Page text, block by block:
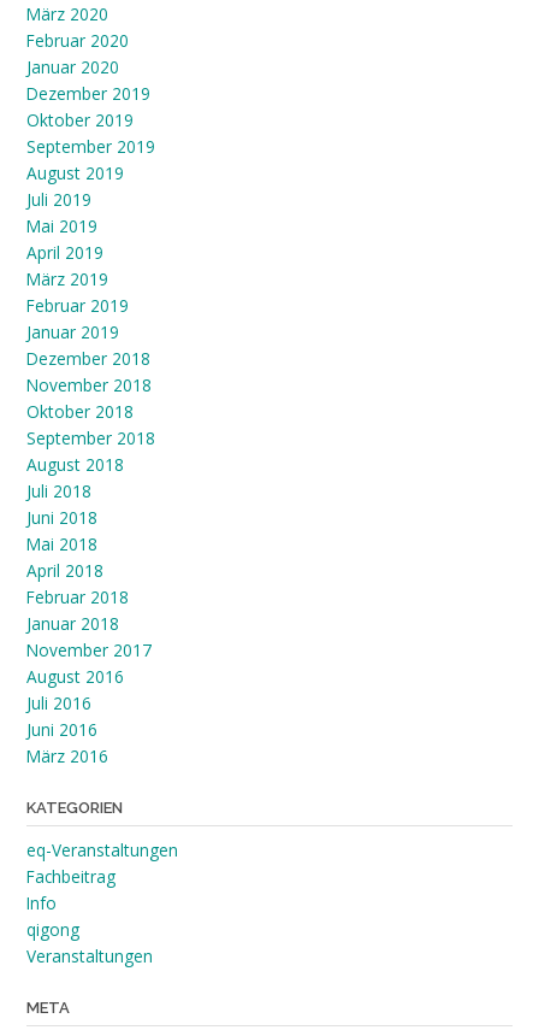
März 2020
Februar 2020
Januar 2020
Dezember 2019
Oktober 2019
September 2019
August 2019
Juli 2019
Mai 2019
April 2019
März 2019
Februar 2019
Januar 2019
Dezember 2018
November 2018
Oktober 2018
September 2018
August 2018
Juli 2018
Juni 2018
Mai 2018
April 2018
Februar 2018
Januar 2018
November 2017
August 2016
Juli 2016
Juni 2016
März 2016
KATEGORIEN
eq-Veranstaltungen
Fachbeitrag
Info
qigong
Veranstaltungen
META